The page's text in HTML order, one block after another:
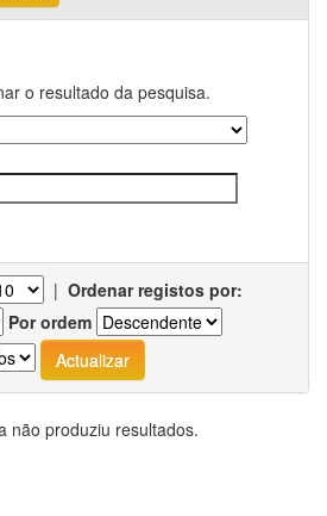
o resultado da pesquisa.
| Ordenar registos por:
Por ordem
não produziu resultados.